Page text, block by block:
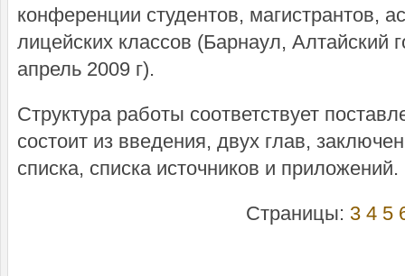
конференции студентов, магистрантов,
лицейских классов (Барнаул, Алтайский
апрель 2009 г).
Структура работы соответствует
состоит из введения, двух глав,
списка, списка источников и приложений.
Страницы: 3 4 5